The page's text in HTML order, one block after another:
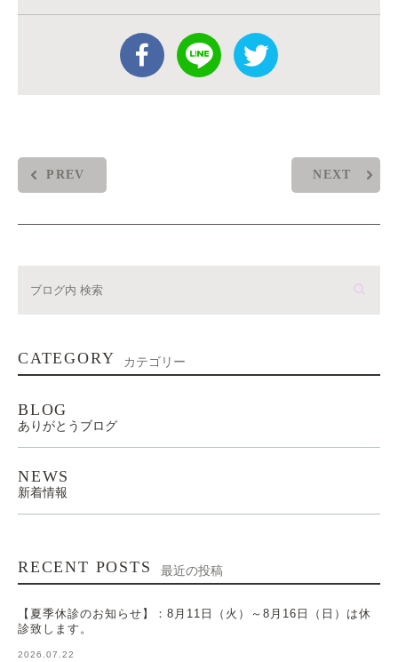
PREV NEXT
CATEGORY カテゴリー
BLOG
ありがとうブログ
NEWS
新着情報
RECENT POSTS 最近の投稿
【夏季休診のお知らせ】：8月11日（火）～8月16日（日）は休
診致します。
2026.07.22